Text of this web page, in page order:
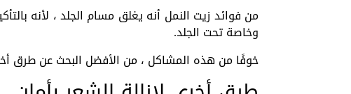
من فوائد زيت النمل أنه يغلق مسام الجلد ، لأنه
وخاصة تحت الجلد.
خوفًا من هذه المشاكل ، من الأفضل البحث عن طرق